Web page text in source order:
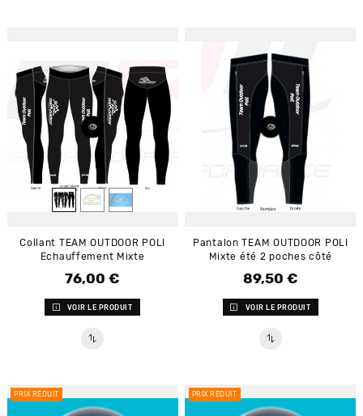
Collant TEAM OUTDOOR POLI
Echauffement Mixte
Prix
76,00 €
VOIR LE PRODUIT
Pantalon TEAM OUTDOOR POLI
Mixte été 2 poches côté
Prix
89,50 €
VOIR LE PRODUIT
PRIX RÉDUIT PRIX RÉDUIT